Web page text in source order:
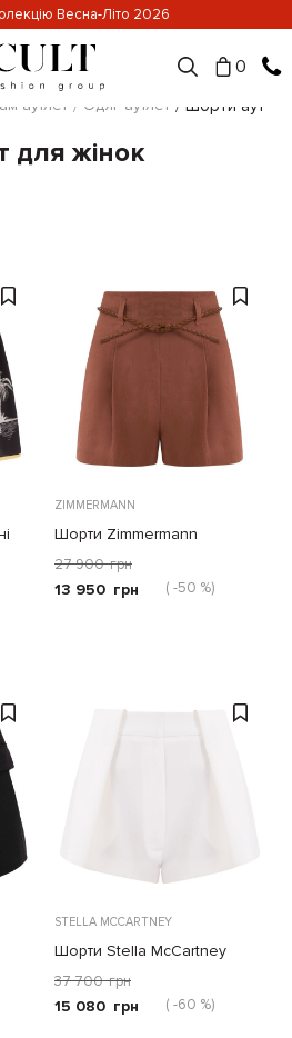
Весна-Літо 2026
0
аутлет Одяг аутлет Шорти аутлет
для жінок
ZIMMERMANN
Шорти Zimmermann
коричневі
27 900 грн
13 950 грн ( -50 %)
STELLA MCCARTNEY
Шорти Stella McCartney
бежеві
37 700 грн
15 080 грн ( -60 %)